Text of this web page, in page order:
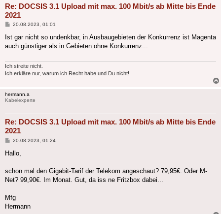
Re: DOCSIS 3.1 Upload mit max. 100 Mbit/s ab Mitte bis Ende
2021
Beitrag
20.08.2023, 01:01
Ist gar nicht so undenkbar, in Ausbaugebieten der Konkurrenz ist Magenta
auch günstiger als in Gebieten ohne Konkurrenz...
Ich streite nicht.
Ich erkläre nur, warum ich Recht habe und Du nicht!
hermann.a
Kabelexperte
Re: DOCSIS 3.1 Upload mit max. 100 Mbit/s ab Mitte bis Ende
2021
Beitrag
20.08.2023, 01:24
Hallo,
schon mal den Gigabit-Tarif der Telekom angeschaut? 79,95€. Oder M-
Net? 99,90€. Im Monat. Gut, da iss ne Fritzbox dabei...
Mfg
Hermann